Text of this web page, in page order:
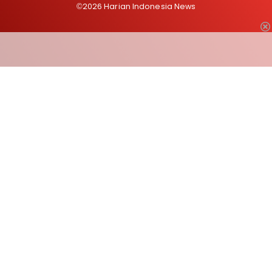
©2026 Harian Indonesia News